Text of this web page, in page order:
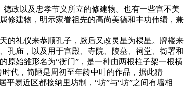
政以及忠孝节义所立的修建物。也有一些宫不美
修建物，明示家眷祖先的高尚美德和丰功伟绩，兼
的礼仪来恭顺孔子，厥后又改灵星为棂星。牌楼来
孔庙，以及用于宫殿、寺院、陵墓、祠堂、衙署和
原始雏形名为“衡门”，是一种由两根柱子架一根横
代，简陋是周初至年龄中叶的作品，据此猜
易近区都接纳里坊制，“坊”与“坊”之间有墙相